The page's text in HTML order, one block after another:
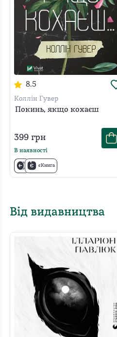
8.5
Коллін Гувер
Покинь, якщо кохаєш
399 грн
В наявності
єКнига
Від видавництва